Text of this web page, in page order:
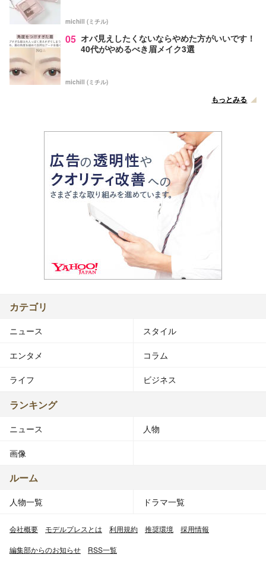
michill (ミチル)
05 オバ見えしたくないならやめた方がいいです！
40代がやめるべき眉メイク3選
michill (ミチル)
もっとみる
カテゴリ
ニュース スタイル
エンタメ コラム
ライフ ビジネス
ランキング
ニュース 人物
画像
ルーム
人物一覧 ドラマ一覧
会社概要 モデルプレスとは 利用規約 推奨環境 採用情報
編集部からのお知らせ RSS一覧